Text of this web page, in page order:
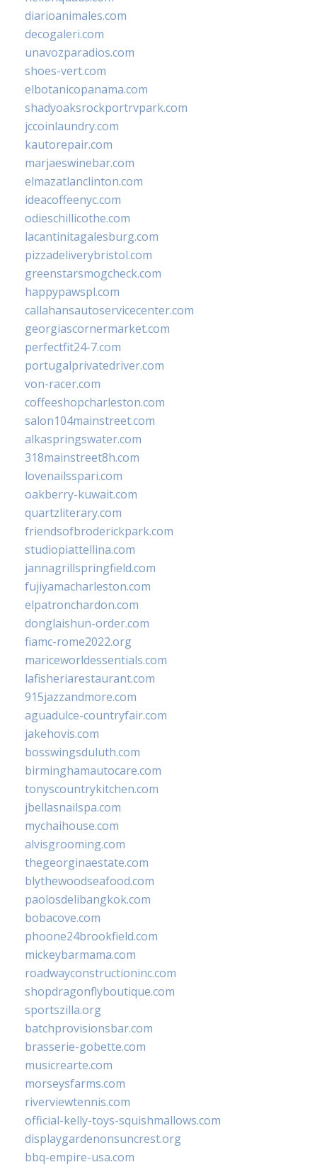
diarioanimales.com
decogaleri.com
unavozparadios.com
shoes-vert.com
elbotanicopanama.com
shadyoaksrockportrvpark.com
jccoinlaundry.com
kautorepair.com
marjaeswinebar.com
elmazatlanclinton.com
ideacoffeenyc.com
odieschillicothe.com
lacantinitagalesburg.com
pizzadeliverybristol.com
greenstarsmogcheck.com
happypawspl.com
callahansautoservicecenter.com
georgiascornermarket.com
perfectfit24-7.com
portugalprivatedriver.com
von-racer.com
coffeeshopcharleston.com
salon104mainstreet.com
alkaspringswater.com
318mainstreet8h.com
lovenailsspari.com
oakberry-kuwait.com
quartzliterary.com
friendsofbroderickpark.com
studiopiattellina.com
jannagrillspringfield.com
fujiyamacharleston.com
elpatronchardon.com
donglaishun-order.com
fiamc-rome2022.org
mariceworldessentials.com
lafisheriarestaurant.com
915jazzandmore.com
aguadulce-countryfair.com
jakehovis.com
bosswingsduluth.com
birminghamautocare.com
tonyscountrykitchen.com
jbellasnailspa.com
mychaihouse.com
alvisgrooming.com
thegeorginaestate.com
blythewoodseafood.com
paolosdelibangkok.com
bobacove.com
phoone24brookfield.com
mickeybarmama.com
roadwayconstructioninc.com
shopdragonflyboutique.com
sportszilla.org
batchprovisionsbar.com
brasserie-gobette.com
musicrearte.com
morseysfarms.com
riverviewtennis.com
official-kelly-toys-squishmallows.com
displaygardenonsuncrest.org
bbq-empire-usa.com